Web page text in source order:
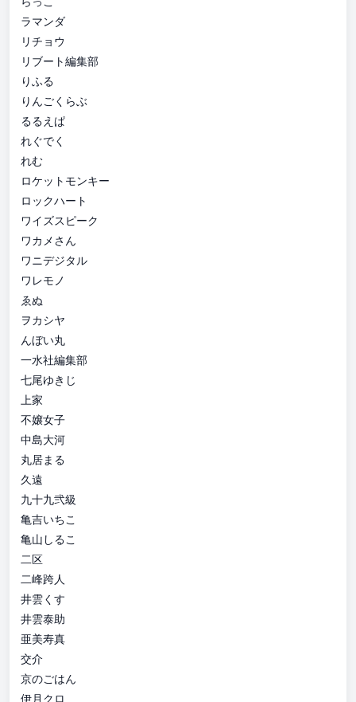
ラマンダ
リチョウ
リブート編集部
りふる
りんごくらぶ
るるえぱ
れぐでく
れむ
ロケットモンキー
ロックハート
ワイズスピーク
ワカメさん
ワニデジタル
ワレモノ
ゑぬ
ヲカシヤ
んぼい丸
一水社編集部
七尾ゆきじ
上家
不嬢女子
中島大河
丸居まる
久遠
九十九弐級
亀吉いちこ
亀山しるこ
二区
二峰跨人
井雲くす
井雲泰助
亜美寿真
交介
京のごはん
伊月クロ